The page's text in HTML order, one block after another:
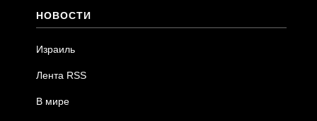
НОВОСТИ
Израиль
Лента RSS
В мире